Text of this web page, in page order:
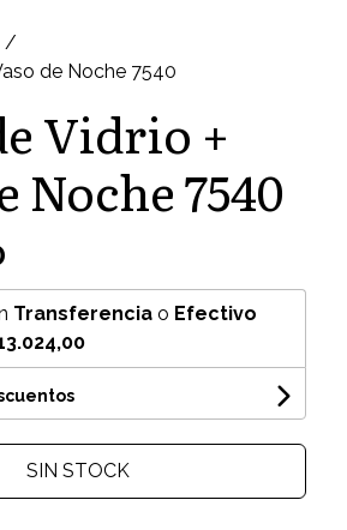
de Noche 7540
Vidrio +
Noche 7540
Transferenciao Efectivo
SIN STOCK